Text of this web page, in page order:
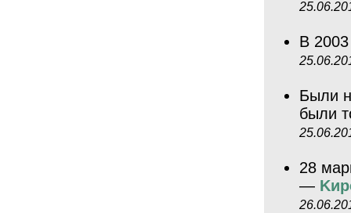
В
Были
были
28
—